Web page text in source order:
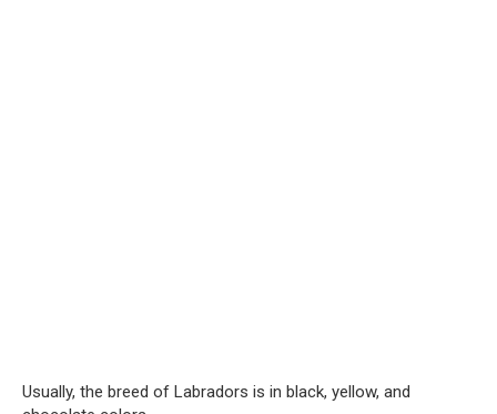
Usually, the breed of Labradors is in black, yellow, and